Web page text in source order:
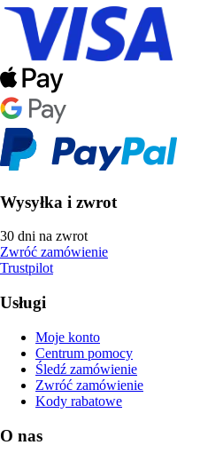
Wysyłka i zwrot
30 dni na zwrot
Zwróć zamówienie
Trustpilot
Usługi
Moje konto
Centrum pomocy
Śledź zamówienie
Zwróć zamówienie
Kody rabatowe
O nas